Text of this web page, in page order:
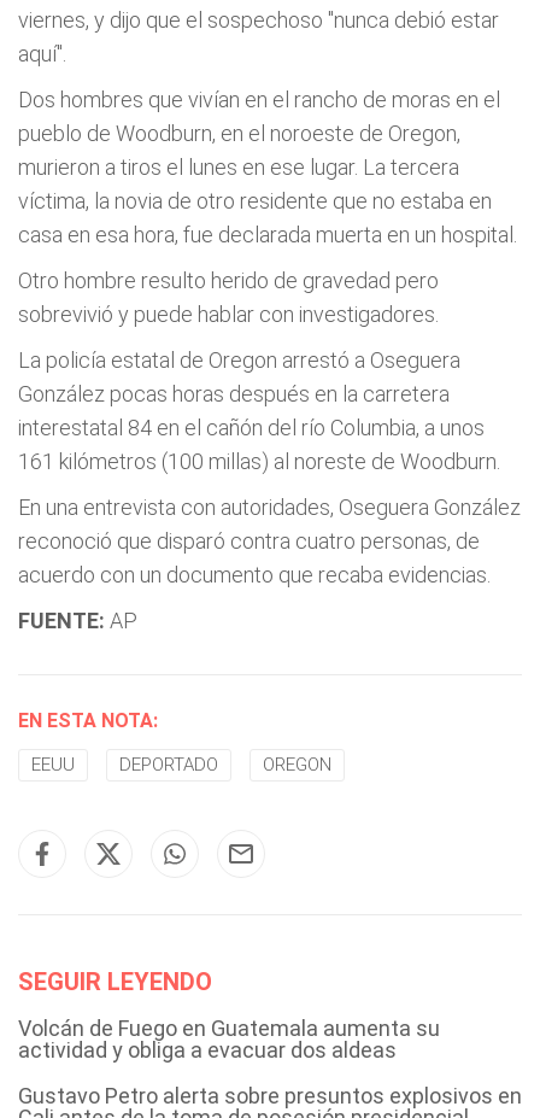
viernes, y dijo que el sospechoso "nunca debió estar
aquí".
Dos hombres que vivían en el rancho de moras en el
pueblo de Woodburn, en el noroeste de Oregon,
murieron a tiros el lunes en ese lugar. La tercera
víctima, la novia de otro residente que no estaba en
casa en esa hora, fue declarada muerta en un hospital.
Otro hombre resulto herido de gravedad pero
sobrevivió y puede hablar con investigadores.
La policía estatal de Oregon arrestó a Oseguera
González pocas horas después en la carretera
interestatal 84 en el cañón del río Columbia, a unos
161 kilómetros (100 millas) al noreste de Woodburn.
En una entrevista con autoridades, Oseguera González
reconoció que disparó contra cuatro personas, de
acuerdo con un documento que recaba evidencias.
FUENTE: AP
EN ESTA NOTA:
EEUU DEPORTADO OREGON
SEGUIR LEYENDO
Volcán de Fuego en Guatemala aumenta su
actividad y obliga a evacuar dos aldeas
Gustavo Petro alerta sobre presuntos explosivos en